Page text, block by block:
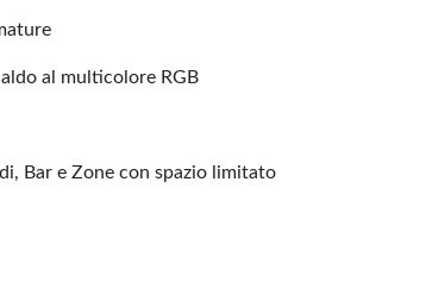
al multicolore RGB
Bar e Zone con spazio limitato